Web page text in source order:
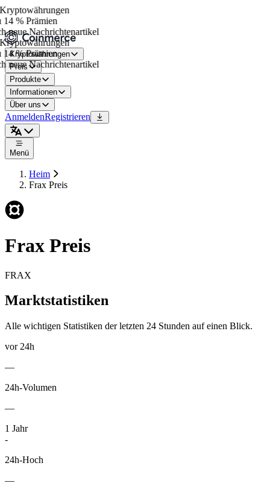
% Prämien
neue Nachrichtenartikel
% Prämien
neue Nachrichtenartikel
Kryptowährungen
Preis
Produkte
Informationen
Über uns
AnmeldenRegistrieren
Menü
Heim
Frax Preis
Frax Preis
FRAX
Marktstatistiken
Alle wichtigen Statistiken der letzten 24 Stunden auf einen Blick.
vor 24h
—
24h-Volumen
—
1 Jahr
-
24h-Hoch
—